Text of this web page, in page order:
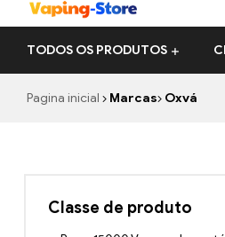
Vaping-
Store.de
TODOS OS PRODUTOS
Pagina inicial Marcas Oxvá
Classe de produto